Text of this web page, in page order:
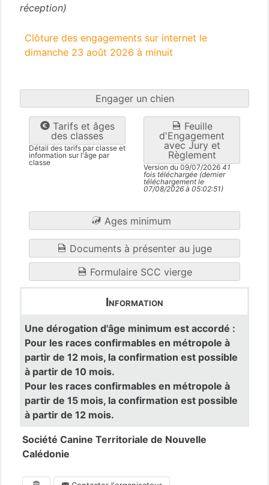
réception)
Clôture des engagements sur internet le
dimanche 23 août 2026 à minuit
Engager un chien
Tarifs et âges
des classes
Détail des tarifs par classe et
information sur l'âge par
classe
Feuille
d'Engagement
avec Jury et
Règlement
Version du 09/07/2026 41
fois téléchargée (dernier
téléchargement le
07/08/2026 à 05:02:51)
Ages minimum
Documents à présenter au juge
Formulaire SCC vierge
Information
Une dérogation d'âge minimum est accordé :
Pour les races confirmables en métropole à
partir de 12 mois, la confirmation est possible
à partir de 10 mois.
Pour les races confirmables en métropole à
partir de 15 mois, la confirmation est possible
à partir de 12 mois.
Société Canine Territoriale de Nouvelle
Calédonie